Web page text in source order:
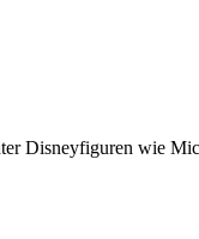
Disneyfiguren wie